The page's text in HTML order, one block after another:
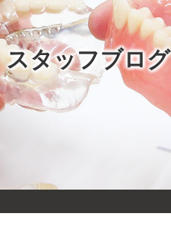
スタッフブログ